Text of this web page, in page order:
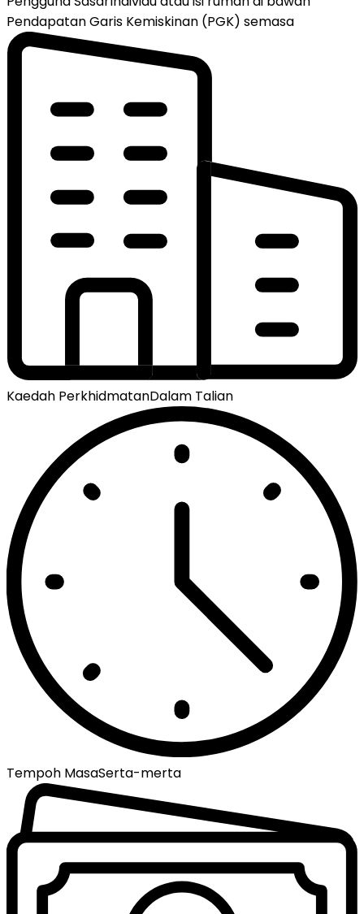
Pendapatan Garis Kemiskinan (PGK) semasa
Kaedah PerkhidmatanDalam Talian
Tempoh MasaSerta-merta